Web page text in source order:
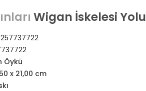
Wigan İskelesi Yolu
Öykü
x 21,00 cm